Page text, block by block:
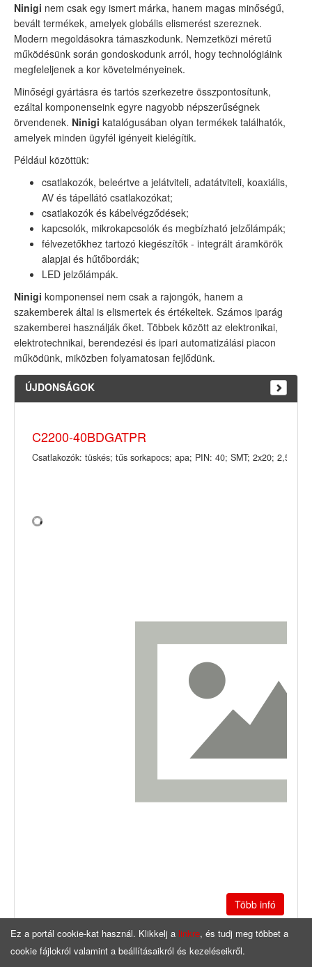
Ninigi nem csak egy ismert márka, hanem magas minőségű,
bevált termékek, amelyek globális elismerést szereznek.
Modern megoldásokra támaszkodunk. Nemzetközi méretű
működésünk során gondoskodunk arról, hogy technológiáink
megfeleljenek a kor követelményeinek.
Minőségi gyártásra és tartós szerkezetre összpontosítunk,
ezáltal komponenseink egyre nagyobb népszerűségnek
örvendenek. Ninigi katalógusában olyan termékek találhatók,
amelyek minden ügyfél igényeit kielégítik.
Például közöttük:
csatlakozók, beleértve a jelátviteli, adatátviteli, koaxiális,
AV és tápellátó csatlakozókat;
csatlakozók és kábelvégződések;
kapcsolók, mikrokapcsolók és megbízható jelzőlámpák;
félvezetőkhez tartozó kiegészítők - integrált áramkörök
alapjai és hűtőbordák;
LED jelzőlámpák.
Ninigi komponensei nem csak a rajongók, hanem a
szakemberek által is elismertek és értékeltek. Számos iparág
szakemberei használják őket. Többek között az elektronikai,
elektrotechnikai, berendezési és ipari automatizálási piacon
működünk, miközben folyamatosan fejlődünk.
ÚJDONSÁGOK
C2200-40BDGATPR
Csatlakozók: tüskés; tűs sorkapocs; apa; PIN: 40; SMT; 2x20; 2,54mm
Több infó
Ez a portál cookie-kat használ. Klikkelj a linkre, és tudj meg többet a
cookie fájlokról valamint a beállításaikról és kezeléseikről.